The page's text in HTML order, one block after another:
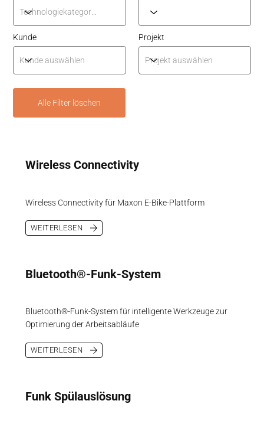
Alle Filter löschen
Projekt
Kunde
Wireless Connectivity
Wireless Connectivity für Maxon E-Bike-Plattform
WEITERLESEN
Bluetooth®-Funk-System
Bluetooth®-Funk-System für intelligente Werkzeuge zur
Optimierung der Arbeitsabläufe
WEITERLESEN
Funk Spülauslösung